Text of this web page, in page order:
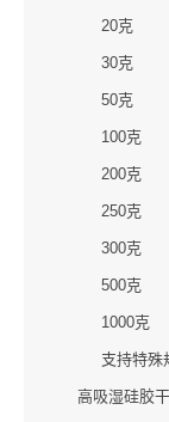
20克
30克
50克
100克
200克
250克
300克
500克
1000克
支持特殊
高吸湿硅胶